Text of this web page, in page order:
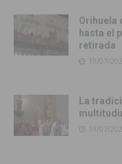
Orihuela
hasta el
retirada
19/07/
La
19/07/